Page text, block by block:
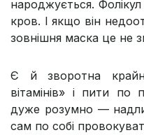
народжується.
кров. І якщо він
зовнішня маска це не
Є й зворотна
вітамінів» і пити по
дуже розумно —
сам по собі